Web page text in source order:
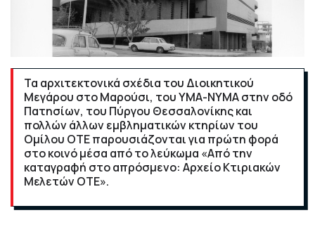
Τα αρχιτεκτονικά σχέδια του Διοικητικού
Μεγάρου στο Μαρούσι, του ΥΜΑ-ΝΥΜΑ στην οδό
Πατησίων, του Πύργου Θεσσαλονίκης και
πολλών άλλων εμβληματικών κτηρίων του
Ομίλου ΟΤΕ παρουσιάζονται για πρώτη φορά
στο κοινό μέσα από το λεύκωμα «Από την
καταγραφή στο απρόσμενο: Αρχείο Κτιριακών
Μελετών ΟΤΕ».